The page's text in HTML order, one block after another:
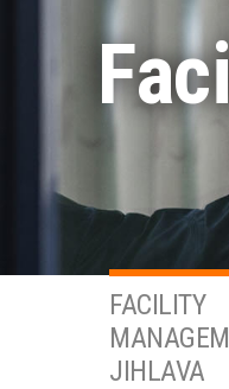
FACILITY
JIHLAVA